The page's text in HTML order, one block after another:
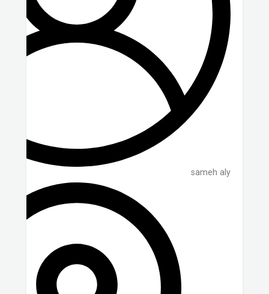
sameh aly